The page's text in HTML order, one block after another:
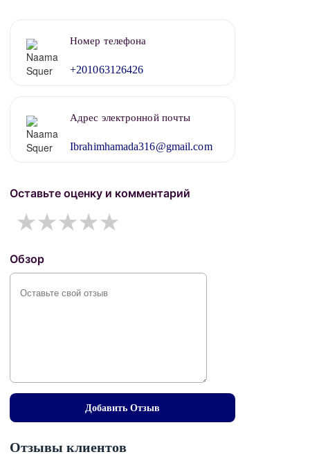
Номер телефона
+201063126426
Адрес электронной почты
Ibrahimhamada316@gmail.com
Оставьте оценку и комментарий
4 stars
3 stars
2 stars
1 star
Обзор
Добавить Отзыв
Отзывы клиентов